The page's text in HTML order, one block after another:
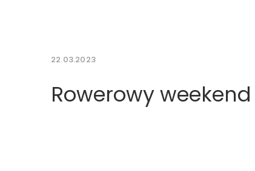
22.03.2023
Rowerowy